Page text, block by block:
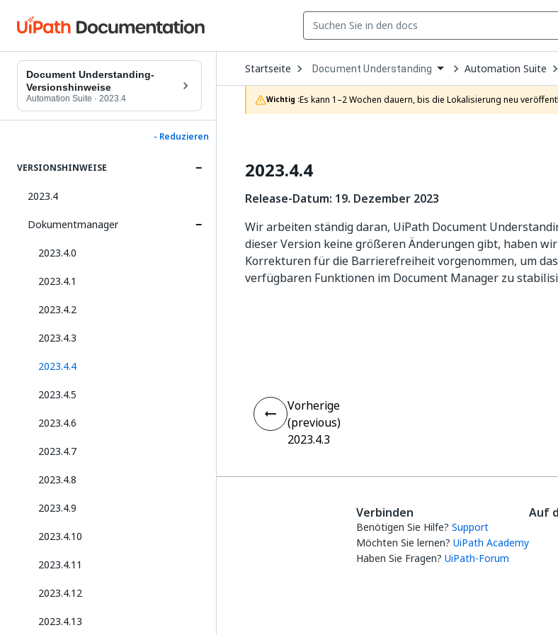
Document Understanding-
Versionshinweise
Automation Suite · 2023.4
- Reduzieren
VERSIONSHINWEISE
2023.4
Dokumentmanager
2023.4.0
2023.4.1
2023.4.2
2023.4.3
2023.4.4
2023.4.5
2023.4.6
2023.4.7
2023.4.8
2023.4.9
2023.4.10
2023.4.11
2023.4.12
2023.4.13
Startseite Open
Dropdown
to
choose
product
Document Understanding Automation Suite
Wichtig :Es kann 1–2 Wochen dauern, bis die Lokalisierung neu
2023.4.4
Release-Datum: 19. Dezember 2023
Wir arbeiten ständig daran, UiPath Document
dieser Version keine größeren Änderungen gibt, haben
Korrekturen für die Barrierefreiheit vorgenommen, um
verfügbaren Funktionen im Document Manager zu
Vorherige
(previous)
2023.4.3
Verbinden
Benötigen Sie Hilfe? Support
Möchten Sie lernen? UiPath Academy
Haben Sie Fragen? UiPath-Forum
Auf